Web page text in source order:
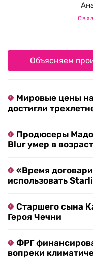
Объясняем
Мировые цены
достигли
Продюсеры
Blur умер в
«Время
использовать
Старшего сына
Героя Чечни
ФРГ
вопреки